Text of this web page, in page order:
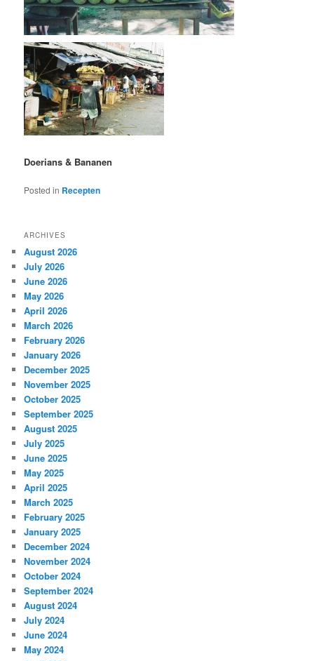
Doerians & Bananen
Posted in Recepten
ARCHIVES
August 2026
July 2026
June 2026
May 2026
April 2026
March 2026
February 2026
January 2026
December 2025
November 2025
October 2025
September 2025
August 2025
July 2025
June 2025
May 2025
April 2025
March 2025
February 2025
January 2025
December 2024
November 2024
October 2024
September 2024
August 2024
July 2024
June 2024
May 2024